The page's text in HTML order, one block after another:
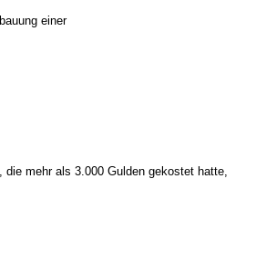
einer
mehr als 3.000 Gulden gekostet hatte,